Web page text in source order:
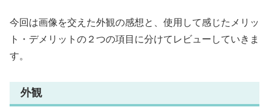
今回は画像を交えた外観の感想と、使用して感じたメリッ
ト・デメリットの２つの項目に分けてレビューしていきま
す。
外観